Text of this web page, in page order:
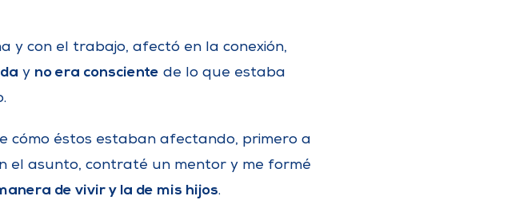
y con el trabajo, afectó en la conexión,
y no era consciente de lo que estaba
cómo éstos estaban afectando, primero a
el asunto, contraté un mentor y me formé
de vivir y la de mis hijos.